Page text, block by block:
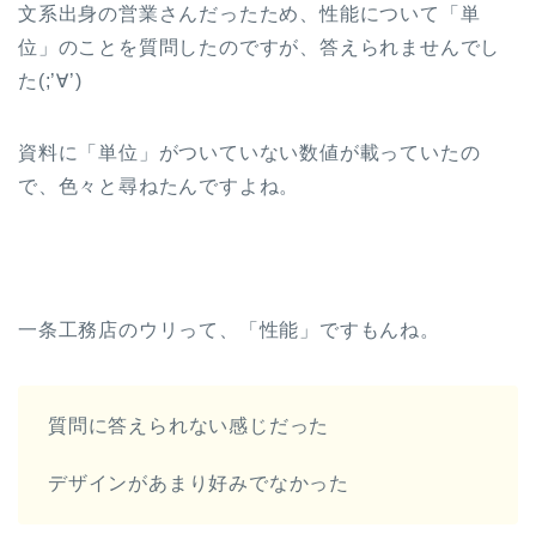
文系出身の営業さんだったため、性能について「単
位」のことを質問したのですが、答えられませんでし
た(;’∀’)
資料に「単位」がついていない数値が載っていたの
で、色々と尋ねたんですよね。
一条工務店のウリって、「性能」ですもんね。
質問に答えられない感じだった
デザインがあまり好みでなかった